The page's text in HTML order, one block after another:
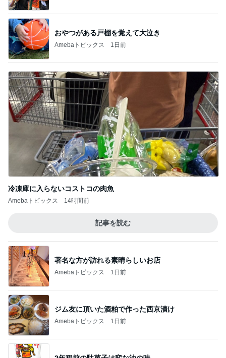
おやつがある戸棚を覚えて大泣き
Amebaトピックス 1日前
冷凍庫に入らないコストコの肉魚
Amebaトピックス 14時間前
記事を読む
著名な方が訪れる素晴らしいお店
Amebaトピックス 1日前
ジム友に頂いた酒粕で作った西京漬け
Amebaトピックス 1日前